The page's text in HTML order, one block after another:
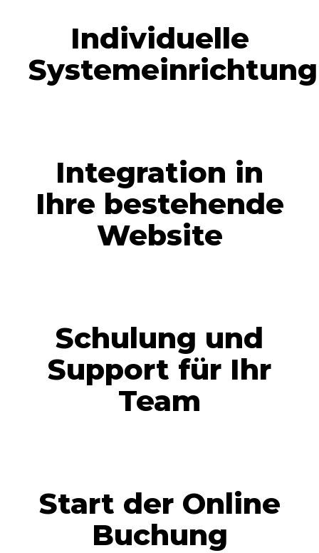
Individuelle
Systemeinrichtung
Integration in
Ihre bestehende
Website
Schulung und
Support für Ihr
Team
Start der Online
Buchung